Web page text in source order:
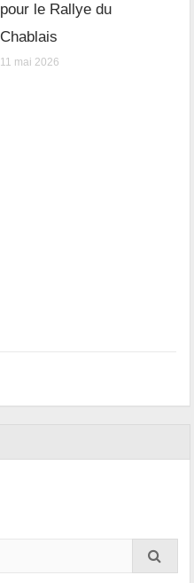
pour le Rallye du
Chablais
11 mai 2026